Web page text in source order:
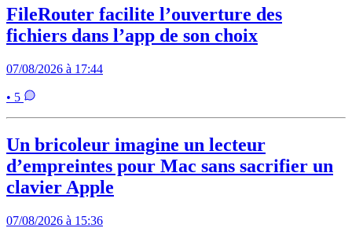
FileRouter facilite l’ouverture des
fichiers dans l’app de son choix
07/08/2026 à 17:44
• 5
Un bricoleur imagine un lecteur
d’empreintes pour Mac sans sacrifier un
clavier Apple
07/08/2026 à 15:36